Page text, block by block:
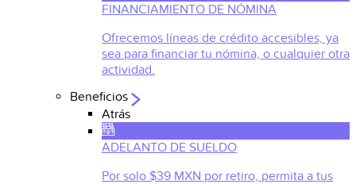
FINANCIAMIENTO DE NÓMINA
Ofrecemos líneas de crédito accesibles, ya
sea para financiar tu nómina, o cualquier otra
actividad.
Beneficios
Atrás
ADELANTO DE SUELDO
Por solo $39 MXN por retiro, permita a tus